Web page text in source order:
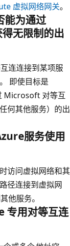
虚拟网络网关。
能为通过
无限制的出
连连接到某项服
即使目标是
Microsoft 对等互
何其他服务）的出
服务使用
访问虚拟网络和其
径连接到虚拟网
他服务。
专用对等互连